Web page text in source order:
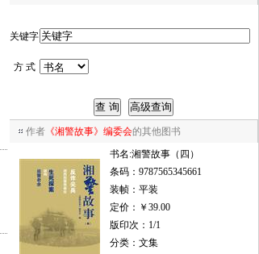
关键字
方 式
作者《湘警故事》编委会的其他图书
书名:湘警故事（四）
条码：9787565345661
装帧：平装
定价：￥39.00
版印次：1/1
分类：文集